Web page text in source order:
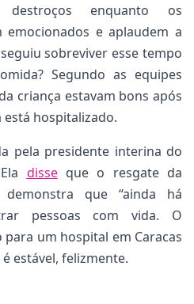
destroços enquanto os
emocionados e aplaudem a
sobreviver esse tempo
Segundo as equipes
criança estavam bons após
está hospitalizado.
pela presidente interina do
disseque o resgate da
que “ainda há
pessoas com vida. O
um hospital em Caracas
estável, felizmente.